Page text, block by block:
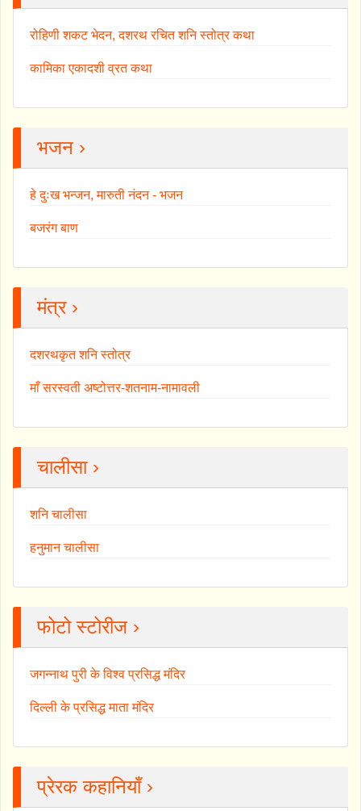
रोहिणी शकट भेदन, दशरथ रचित शनि स्तोत्र कथा
कामिका एकादशी व्रत कथा
भजन ›
हे दुःख भन्जन, मारुती नंदन - भजन
बजरंग बाण
मंत्र ›
दशरथकृत शनि स्तोत्र
माँ सरस्वती अष्टोत्तर-शतनाम-नामावली
चालीसा ›
शनि चालीसा
हनुमान चालीसा
फोटो स्टोरीज ›
जगन्नाथ पुरी के विश्व प्रसिद्ध मंदिर
दिल्ली के प्रसिद्ध माता मंदिर
प्रेरक कहानियाँ ›